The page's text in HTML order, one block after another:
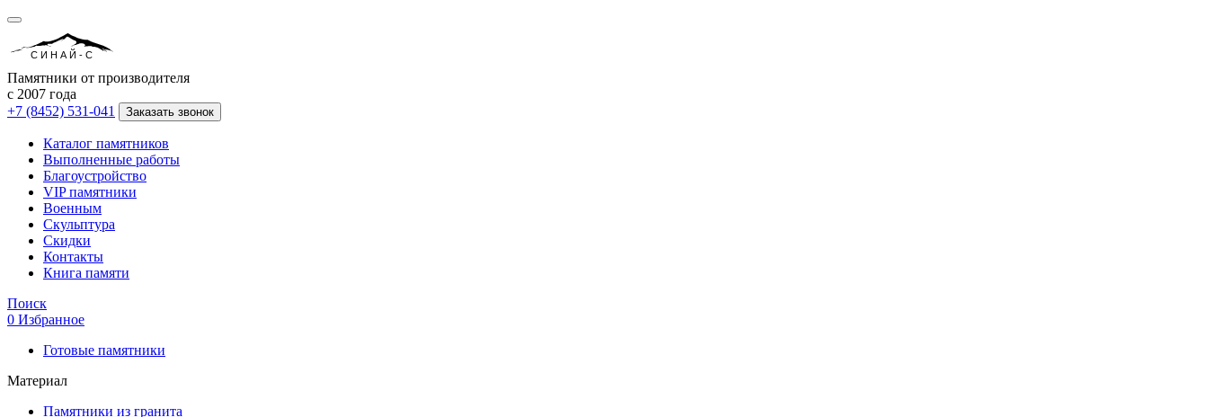
СИНАЙ-С
Памятники от производителя
с 2007 года
+7 (8452) 531-041
Заказать звонок
Каталог памятников
Выполненные работы
Благоустройство
VIP памятники
Военным
Скульптура
Скидки
Контакты
Книга памяти
Поиск
0 Избранное
Готовые памятники
Материал
Памятники из гранита